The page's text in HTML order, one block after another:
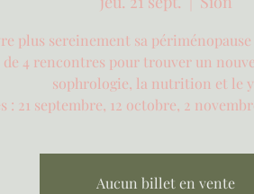
plus sereinement sa
de 4 rencontres pour trouver un
sophrologie, la nutrition et le
: 21 septembre, 12 octobre, 2
Aucun billet en vente